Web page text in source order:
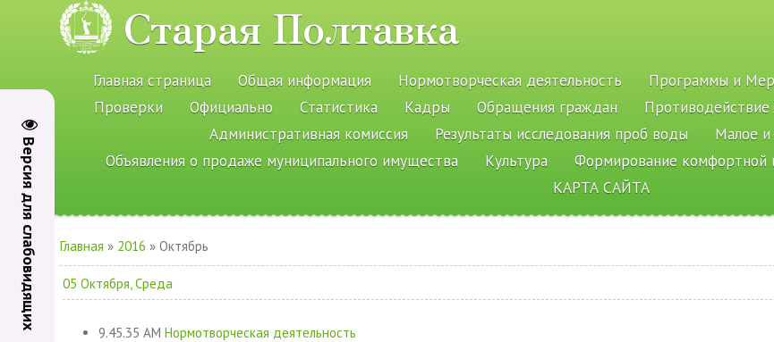
Версия для слабовидящих
Старая Полтавка
Главная страница Общая информация Нормотворческая деятельность Программы и
Проверки
Официально Статистика Кадры Обращения граждан
Административная комиссия
Результаты исследования проб воды
Малое
Объявления о продаже муниципального имущества
Культура Формирование комфортной
КАРТА САЙТА
Главная » 2016 » Октябрь
05 Октября, Среда
9.45.35 AM Нормотворческая деятельность